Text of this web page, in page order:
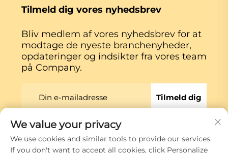
Tilmeld dig vores nyhedsbrev
Bliv medlem af vores nyhedsbrev for at
modtage de nyeste branchenyheder,
opdateringer og indsikter fra vores team
på Company.
Tilmeld dig
Copyright © Xiamen Globe Machine Co.,ltd.
Privatlivspolitik
We value your privacy
We use cookies and similar tools to provide our services.
If you don't want to accept all cookies, click Personalize